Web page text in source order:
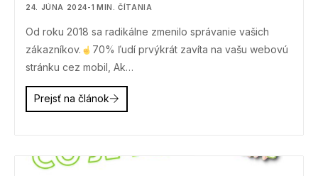
24. JÚNA 2024-1 MIN. ČÍTANIA
Od roku 2018 sa radikálne zmenilo správanie vašich
zákazníkov.
70% ľudí prvýkrát zavíta na vašu webovú
stránku cez mobil, Ak…
Prejsť na článok